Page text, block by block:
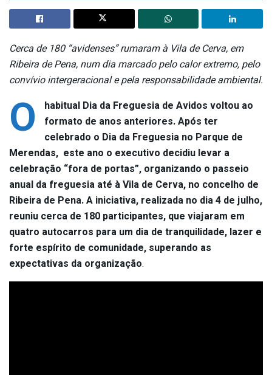
Cerca de 180 “avidenses” rumaram à Vila de Cerva, em
Ribeira de Pena, num dia marcado pelo calor extremo, pelo
convívio intergeracional e pela responsabilidade ambiental.
O
habitual Dia da Freguesia de Avidos voltou ao
formato de anos anteriores. Após ter
celebrado o Dia da Freguesia no Parque de
Merendas, este ano o executivo decidiu levar a
celebração “fora de portas”, organizando o passeio
anual da freguesia até à Vila de Cerva, no concelho de
Ribeira de Pena. A iniciativa, realizada no dia 4 de julho,
reuniu cerca de 180 participantes, que viajaram em
quatro autocarros para um dia de tranquilidade, lazer e
forte espírito de comunidade, superando as
expectativas da organização.